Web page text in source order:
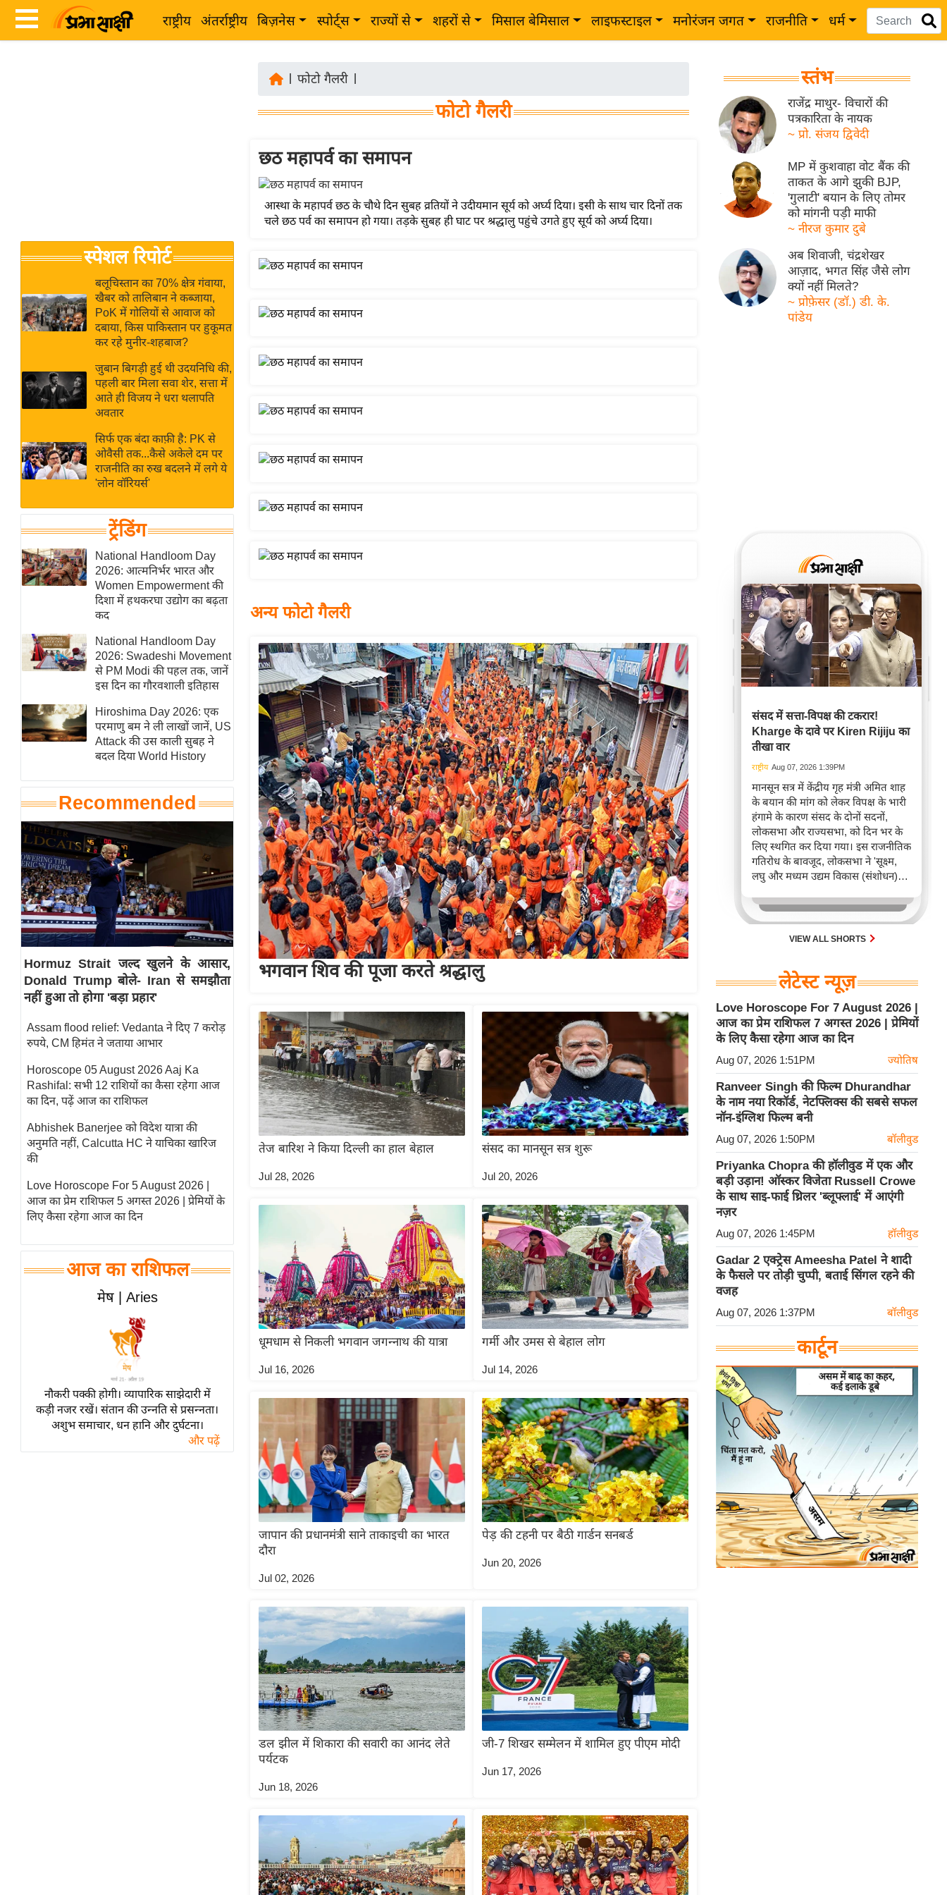
राष्ट्रीय अंतर्राष्ट्रीय बिज़नेस स्पोर्ट्स राज्यों से शहरों से मिसाल बेमिसाल लाइफस्टाइल मनोरंजन जगत राजनीति धर्म
Breaking
News in
Hindi
Hindi
Videos
जगत
राय
बजट
IPL
2026
ई-पेपर
मिसाल बेमिसाल
शख्सियत
यंग इंडिया
साहित्य जगत
ऑटो वर्ल्ड
न्यूज ब्रीफ
मनोरंजन जगत
बॉलीवुड
हॉलीवुड
फिल्म समीक्षा
Breaking
News
लाइफस्टाइल
टेक्नॉलॉजी
घरेलू नुस्खे
पर्यटन स्थल
फिटनेस मंत्रा
रिलेशनशिप
राजनीति
विश्लेषण
समसामयिक
मातृभूमि
स्तंभ
एम.
आर.
आई.
चाय पर
समीक्षा
धर्म
ज्योतिष
प्रभु
महिमा/
व्रत
त्योहार
विशेष
विश्लेषण
स्पेशल रिपोर्ट
बलूचिस्तान का 70% क्षेत्र गंवाया,
खैबर को तालिबान ने कब्जाया,
PoK में गोलियों से आवाज को
दबाया, किस पाकिस्तान पर हुकूमत
कर रहे मुनीर-शहबाज?
जुबान बिगड़ी हुई थी उदयनिधि की,
पहली बार मिला सवा शेर, सत्ता में
आते ही विजय ने धरा थलापति
अवतार
सिर्फ एक बंदा काफ़ी है: PK से
ओवैसी तक...कैसे अकेले दम पर
राजनीति का रुख बदलने में लगे ये
'लोन वॉरियर्स'
ट्रेंडिंग
National Handloom Day
2026: आत्मनिर्भर भारत और
Women Empowerment की
दिशा में हथकरघा उद्योग का बढ़ता
कद
National Handloom Day
2026: Swadeshi Movement
से PM Modi की पहल तक, जानें
इस दिन का गौरवशाली इतिहास
Hiroshima Day 2026: एक
परमाणु बम ने ली लाखों जानें, US
Attack की उस काली सुबह ने
बदल दिया World History
Recommended
Hormuz Strait जल्द खुलने के आसार,
Donald Trump बोले- Iran से समझौता
नहीं हुआ तो होगा 'बड़ा प्रहार'
Assam flood relief: Vedanta ने दिए 7 करोड़
रुपये, CM हिमंत ने जताया आभार
Horoscope 05 August 2026 Aaj Ka
Rashifal: सभी 12 राशियों का कैसा रहेगा आज
का दिन, पढ़ें आज का राशिफल
Abhishek Banerjee को विदेश यात्रा की
अनुमति नहीं, Calcutta HC ने याचिका खारिज
की
Love Horoscope For 5 August 2026 |
आज का प्रेम राशिफल 5 अगस्त 2026 | प्रेमियों के
लिए कैसा रहेगा आज का दिन
आज का राशिफल
मेष | Aries
नौकरी पक्की होगी। व्यापारिक साझेदारी में
कड़ी नजर रखें। संतान की उन्नति से प्रसन्नता।
अशुभ समाचार, धन हानि और दुर्घटना।
और पढ़ें
फोटो गैलरी
फोटो गैलरी
छठ महापर्व का समापन
आस्था के महापर्व छठ के चौथे दिन सुबह व्रतियों ने उदीयमान सूर्य को अर्घ्य दिया। इसी के साथ चार दिनों तक
चले छठ पर्व का समापन हो गया। तड़के सुबह ही घाट पर श्रद्धालु पहुंचे उगते हुए सूर्य को अर्घ्य दिया।
अन्य फोटो गैलरी
भगवान शिव की पूजा करते श्रद्धालु
तेज बारिश ने किया दिल्ली का हाल बेहाल
Jul 28, 2026
संसद का मानसून सत्र शुरू
Jul 20, 2026
धूमधाम से निकली भगवान जगन्नाथ की यात्रा
Jul 16, 2026
गर्मी और उमस से बेहाल लोग
Jul 14, 2026
जापान की प्रधानमंत्री साने ताकाइची का भारत
दौरा
Jul 02, 2026
पेड़ की टहनी पर बैठी गार्डन सनबर्ड
Jun 20, 2026
डल झील में शिकारा की सवारी का आनंद लेते
पर्यटक
Jun 18, 2026
जी-7 शिखर सम्मेलन में शामिल हुए पीएम मोदी
Jun 17, 2026
स्तंभ
राजेंद्र माथुर- विचारों की
पत्रकारिता के नायक
~ प्रो. संजय द्विवेदी
MP में कुशवाहा वोट बैंक की
ताकत के आगे झुकी BJP,
'गुलाटी' बयान के लिए तोमर
को मांगनी पड़ी माफी
~ नीरज कुमार दुबे
अब शिवाजी, चंद्रशेखर
आज़ाद, भगत सिंह जैसे लोग
क्यों नहीं मिलते?
~ प्रोफ़ेसर (डॉ.) डी. के.
पांडेय
संसद में सत्ता-विपक्ष की टकरार!
Kharge के दावे पर Kiren Rijiju का
तीखा वार
राष्ट्रीय Aug 07, 2026 1:39PM
मानसून सत्र में केंद्रीय गृह मंत्री अमित शाह
के बयान की मांग को लेकर विपक्ष के भारी
हंगामे के कारण संसद के दोनों सदनों,
लोकसभा और राज्यसभा, को दिन भर के
लिए स्थगित कर दिया गया। इस राजनीतिक
गतिरोध के बावजूद, लोकसभा ने 'सूक्ष्म,
लघु और मध्यम उद्यम विकास (संशोधन)
उद्देश्य MSME क्षेत्र में पंजीकरण और
अनुपालन को सरल बनाना है।
VIEW ALL SHORTS
लेटेस्ट न्यूज़
Love Horoscope For 7 August 2026 |
आज का प्रेम राशिफल 7 अगस्त 2026 | प्रेमियों
के लिए कैसा रहेगा आज का दिन
Aug 07, 2026 1:51PM ज्योतिष
Ranveer Singh की फिल्म Dhurandhar
के नाम नया रिकॉर्ड, नेटफ्लिक्स की सबसे सफल
नॉन-इंग्लिश फिल्म बनी
Aug 07, 2026 1:50PM बॉलीवुड
Priyanka Chopra की हॉलीवुड में एक और
बड़ी उड़ान! ऑस्कर विजेता Russell Crowe
के साथ साइ-फाई थ्रिलर 'ब्लूफ्लाई' में आएंगी
नज़र
Aug 07, 2026 1:45PM हॉलीवुड
Gadar 2 एक्ट्रेस Ameesha Patel ने शादी
के फैसले पर तोड़ी चुप्पी, बताई सिंगल रहने की
वजह
Aug 07, 2026 1:37PM बॉलीवुड
कार्टून